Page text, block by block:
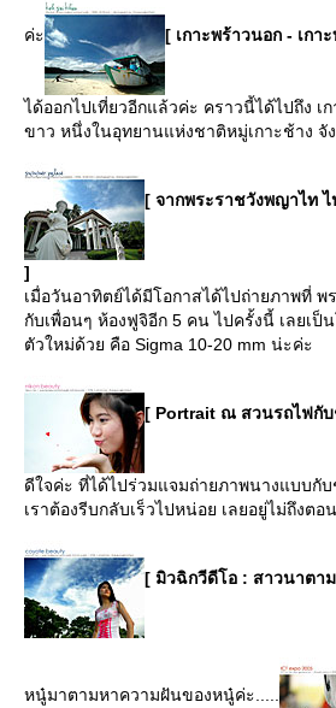
ค่ะ [ เกาะพร้าวนอก - เกา
ได้ออกไปเที่ยวอีกแล้วค่ะ คราวนี้ได้ไปถึง
ขาว หนึ่งในอุทยานแห่งชาติหมู่เกาะช้าง จั
[ จากพระราชวังพญาไท
]
เมื่อวันอาทิตย์ได้มีโอกาสได้ไปถ่ายภาพที่
กับเพื่อนๆ ห้องฟูจิอีก 5 คน ไปครั้งนี้ เลยเป็
ตัวใหม่ด้วย คือ Sigma 10-20 mm น่ะค่ะ
[ Portrait ณ สวนรถไฟกั
ดีใจค่ะ ที่ได้ไปร่วมแจมถ่ายภาพนางแบบกั
เราต้องรีบกลับเร็วไปหน่อย เลยอยู่ไม่ถึงตอ
[ มิวฉิกวีดีโอ : สาวนาตา
หนู๋มาตามหาความฝันของหนู๋ค่ะ.....